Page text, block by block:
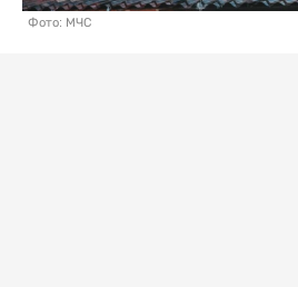
Фото: МЧС